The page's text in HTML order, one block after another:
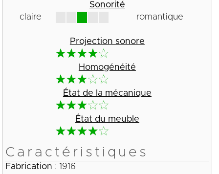
Sonorité
claire
romantique
Projection sonore
Homogénéité
État de la mécanique
État du meuble
Caractéristiques
Fabrication : 1916